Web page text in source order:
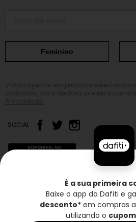
Feminino
SOCIAL
Frete grátis* Troca grátis
É a sua primeira
Baixe o app da Dafiti e
desconto*em compras
utilizando o cupom